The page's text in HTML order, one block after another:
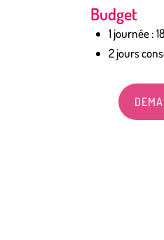
Budget
1 journée :
2 jours